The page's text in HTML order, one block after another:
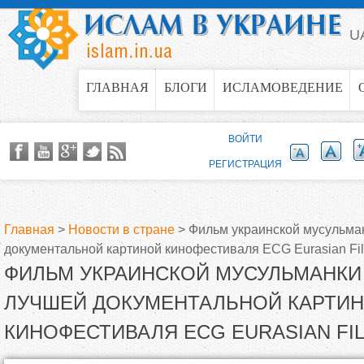
Jump to navigation
ГЛАВНАЯ БЛОГИ ИСЛАМОВЕДЕНИЕ
В
ы
з
Главная > Новости в стране > Фильм украинской
документальной картиной кинофестиваля ECG Eurasian
ФИЛЬМ УКРАИНСКОЙ
ЛУЧШЕЙ ДОКУМЕНТАЛЬНОЙ
КИНОФЕСТИВАЛЯ ECG EURASIAN
ВОЙТИ
РЕГИСТРАЦИЯ